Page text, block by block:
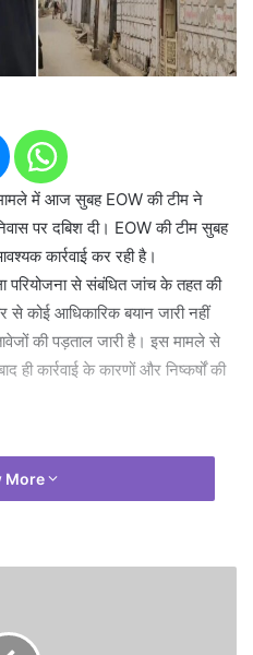
में आज सुबह EOW की टीम ने
पर दबिश दी। EOW की टीम सुबह
कार्रवाई कर रही है।
परियोजना से संबंधित जांच के तहत की
कोई आधिकारिक बयान जारी नहीं
की पड़ताल जारी है। इस मामले से
कार्रवाई के कारणों और निष्कर्षों की
More